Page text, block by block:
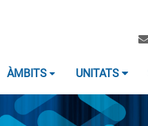
ÀMBITS UNITATS